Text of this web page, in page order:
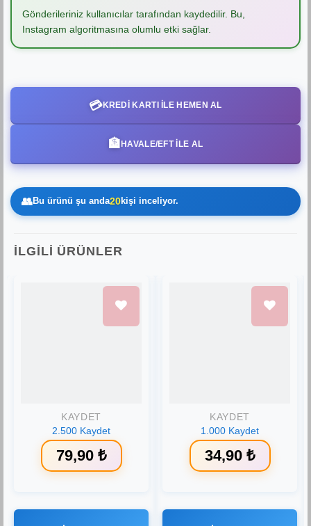
👥Bu ürünü şu anda20kişi inceliyor.
💳KREDI KARTI ILE HEMEN AL
🏦HAVALE/EFT İLE AL
Gönderileriniz kullanıcılar tarafından kaydedilir. Bu,
Instagram algoritmasına olumlu etki sağlar.
İLGILI ÜRÜNLER
KAYDET
2.500 Kaydet
79,90 ₺
KAYDET
1.000 Kaydet
34,90 ₺